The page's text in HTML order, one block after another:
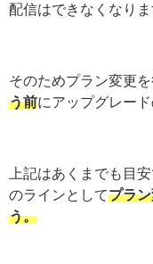
配信はできなくなりま
そのためプラン変更を
う前にアップグレー
上記はあくまでも目
のラインとしてプラ
う。